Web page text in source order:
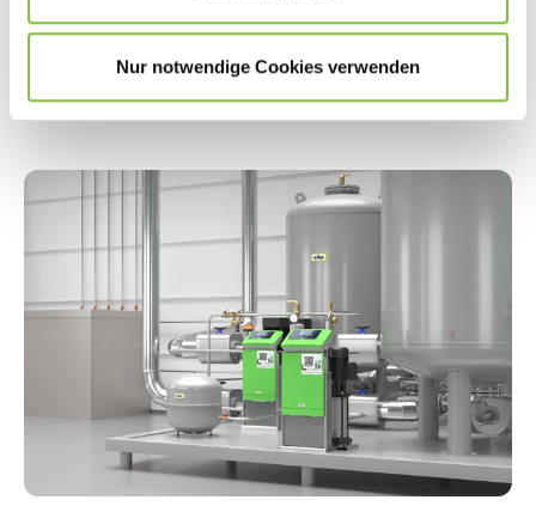
Nur notwendige Cookies verwenden
Weitere Services